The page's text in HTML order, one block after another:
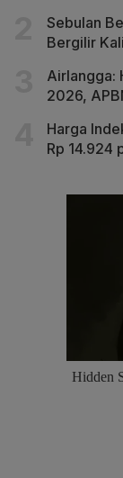
Sebulan
Bergilir
Airlangga:
2026,
Harga
Rp 14.924